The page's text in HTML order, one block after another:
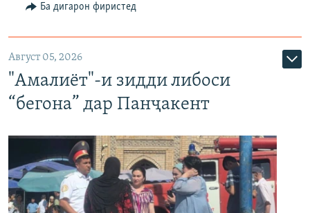
Ба дигарон фиристед
Август 05, 2026
"Амалиёт"-и зидди либоси
“бегона” дар Панҷакент